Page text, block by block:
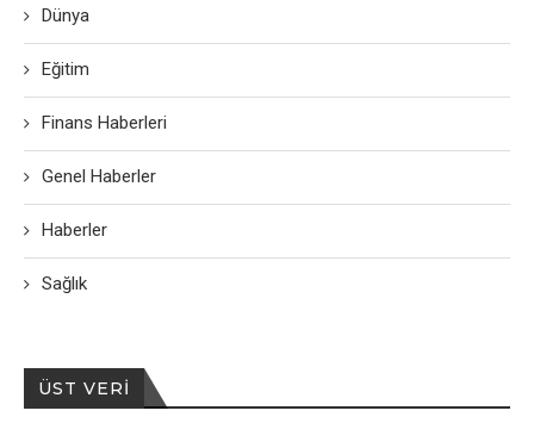
Dünya
Eğitim
Finans Haberleri
Genel Haberler
Haberler
Sağlık
ÜST VERI